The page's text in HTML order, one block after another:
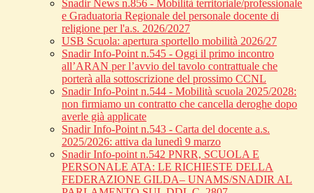
Snadir News n.856 - Mobilità territoriale/professionale
e Graduatoria Regionale del personale docente di
religione per l'a.s. 2026/2027
USB Scuola: apertura sportello mobilità 2026/27
Snadir Info-Point n.545 - Oggi il primo incontro
all’ARAN per l’avvio del tavolo contrattuale che
porterà alla sottoscrizione del prossimo CCNL
Snadir Info-Point n.544 - Mobilità scuola 2025/2028:
non firmiamo un contratto che cancella deroghe dopo
averle già applicate
Snadir Info-Point n.543 - Carta del docente a.s.
2025/2026: attiva da lunedì 9 marzo
Snadir Info-point n.542 PNRR, SCUOLA E
PERSONALE ATA: LE RICHIESTE DELLA
FEDERAZIONE GILDA– UNAMS/SNADIR AL